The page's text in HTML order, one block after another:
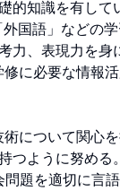
的知識を有して
国語」などの
力、表現力を身
に必要な情報
について関心
つように努める。
題を適切に言